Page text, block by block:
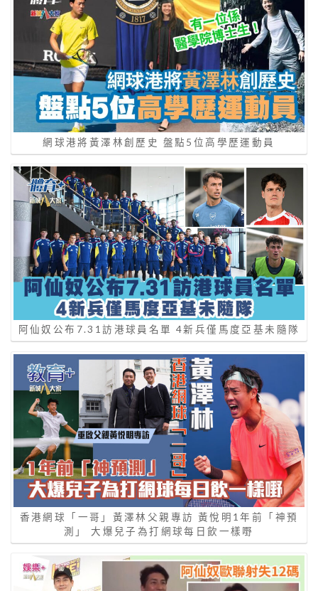
網球港將黃澤林創歷史 盤點5位高學歷運動員
阿仙奴公布7.31訪港球員名單 4新兵僅馬度亞基未隨隊
香港網球「一哥」黃澤林父親專訪 黃悅明1年前「神預
測」 大爆兒子為打網球每日飲一樣嘢